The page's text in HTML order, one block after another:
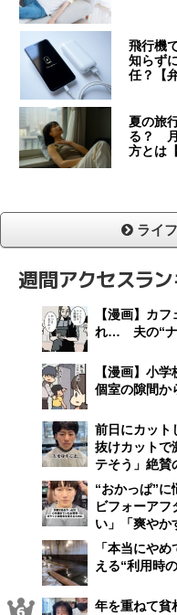
飛行機
知らず
任？【
夏の旅
る？ 月
方とは
ライ
週間アクセスラ
【漫画】カ
れ… 夫の“ナ
【漫画】小
個室の隙間か
前日にカッ
抜けカット
テそう」絶賛
“おかっぱ”
ビフォーアフ
い」「爽やか
「本当にや
える“利用時
年を重ねて